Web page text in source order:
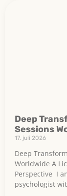
Deep
Sessions
17. juli 2026
Deep
Worldwide A
Perspective I
psychologist